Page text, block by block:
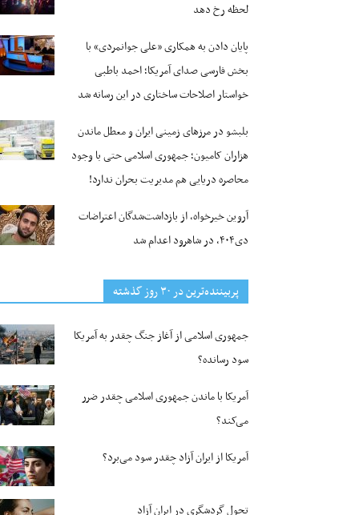
لحظه رخ دهد
پایان دادن به همکاری «علی جوانمردی» با
بخش فارسی صدای آمریکا؛ احمد باطبی
خواستار اصلاحات ساختاری در این رسانه شد
بلبشو در مرزهای زمینی ایران و معطل ماندن
هزاران کامیون؛ جمهوری اسلامی حتی با وجود
محاصره دریایی هم مدیریت بحران ندارد!
آروین خیرخواه، از بازداشت‌شدگان اعتراضات
دی۴۰۴، در شاهرود اعدام شد
پربیننده‌ترین‌ در ۳۰ روز گذشته
جمهوری اسلامی از آغاز جنگ چقدر به آمریکا
سود رسانده؟
آمریکا با ماندن جمهوری اسلامی چقدر ضرر
می‌کند؟
آمریکا از ایران آزاد چقدر سود می‌برد؟
تحول گردشگری در ایران آزاد